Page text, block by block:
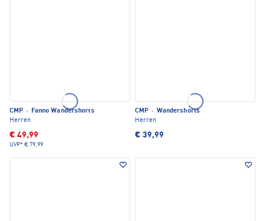
CMP ·
Fanno Wandershorts
Herren
€ 49,99
UVP* € 79,99
CMP · Wandershorts
Herren
€ 39,99